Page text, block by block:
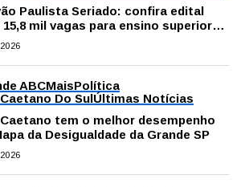
Paulista Seriado: confira edital
15,8 mil vagas para ensino superior
ABCMaisPolítica
Do SulÚltimas Notícias
tem o melhor desempenho
da Desigualdade da Grande SP